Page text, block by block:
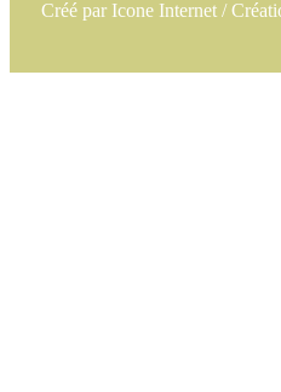
Créé par Icone Internet /